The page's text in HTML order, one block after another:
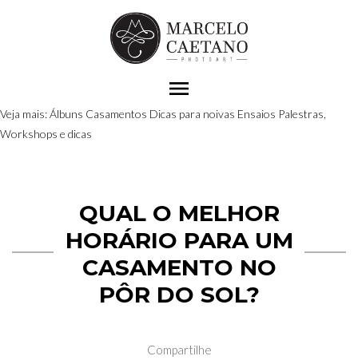
menu
Veja mais:Álbuns Casamentos Dicas para noivas Ensaios Palestras,
Workshops e dicas
QUAL O MELHOR
HORÁRIO PARA UM
CASAMENTO NO
PÔR DO SOL?
Compartilhe